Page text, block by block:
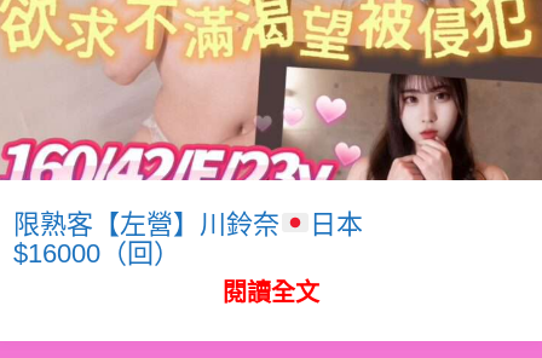
限熟客【左營】川鈴奈
日本
$16000（回）
閱讀全文